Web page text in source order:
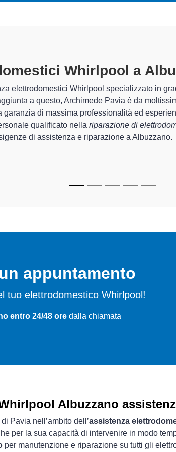
Whirlpool A
Pavia sono in grado di garantire al cliente
e lariparazione del tuo elettrodomestico
di Archimede Pavia sono in grado di
appuntamento
tuo elettrodomestico Whirlpool!
entro 24/48 ore dalla chiamata
Albuzzano
Pavia nell’ambito dell’assistenza
per la sua capacità di intervenire in modo
per manutenzione e riparazione su tutti gli